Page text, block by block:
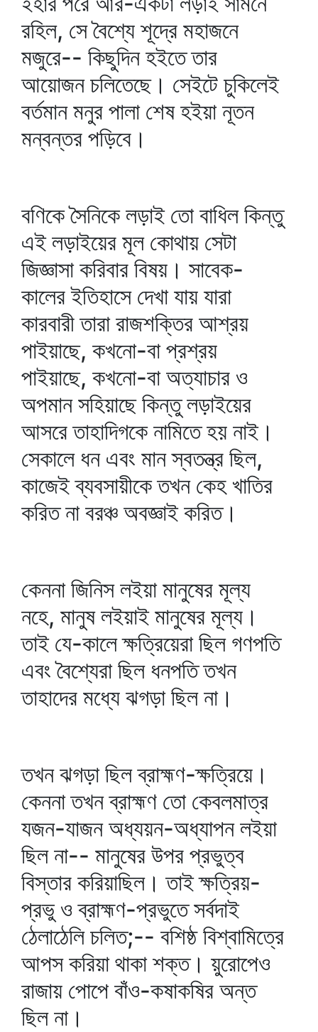
রহিল, সে বৈশ্যে শূদ্রে মহাজনে
মজুরে-- কিছুদিন হইতে তার
আয়োজন চলিতেছে। সেইটে চুকিলেই
বর্তমান মনুর পালা শেষ হইয়া নূতন
মন্বন্তর পড়িবে।
বণিকে সৈনিকে লড়াই তো বাধিল কিন্তু
এই লড়াইয়ের মূল কোথায় সেটা
জিজ্ঞাসা করিবার বিষয়। সাবেক-
কালের ইতিহাসে দেখা যায় যারা
কারবারী তারা রাজশক্তির আশ্রয়
পাইয়াছে, কখনো-বা প্রশ্রয়
পাইয়াছে, কখনো-বা অত্যাচার ও
অপমান সহিয়াছে কিন্তু লড়াইয়ের
আসরে তাহাদিগকে নামিতে হয় নাই।
সেকালে ধন এবং মান স্বতন্ত্র ছিল,
কাজেই ব্যবসায়ীকে তখন কেহ খাতির
করিত না বরঞ্চ অবজ্ঞাই করিত।
কেননা জিনিস লইয়া মানুষের মূল্য
নহে, মানুষ লইয়াই মানুষের মূল্য।
তাই যে-কালে ক্ষত্রিয়েরা ছিল গণপতি
এবং বৈশ্যেরা ছিল ধনপতি তখন
তাহাদের মধ্যে ঝগড়া ছিল না।
তখন ঝগড়া ছিল ব্রাহ্মণ-ক্ষত্রিয়ে।
কেননা তখন ব্রাহ্মণ তো কেবলমাত্র
যজন-যাজন অধ্যয়ন-অধ্যাপন লইয়া
ছিল না-- মানুষের উপর প্রভুত্ব
বিস্তার করিয়াছিল। তাই ক্ষত্রিয়-
প্রভু ও ব্রাহ্মণ-প্রভুতে সর্বদাই
ঠেলাঠেলি চলিত;-- বশিষ্ঠ বিশ্বামিত্রে
আপস করিয়া থাকা শক্ত। য়ুরোপেও
রাজায় পোপে বাঁও-কষাকষির অন্ত
ছিল না।